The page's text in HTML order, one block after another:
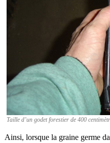
Taille d’un godet forestier de 400
Ainsi, lorsque la graine germe